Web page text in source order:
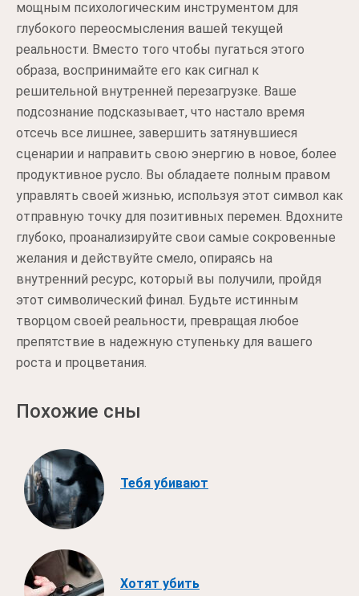
мощным психологическим инструментом для
глубокого переосмысления вашей текущей
реальности. Вместо того чтобы пугаться этого
образа, воспринимайте его как сигнал к
решительной внутренней перезагрузке. Ваше
подсознание подсказывает, что настало время
отсечь все лишнее, завершить затянувшиеся
сценарии и направить свою энергию в новое, более
продуктивное русло. Вы обладаете полным правом
управлять своей жизнью, используя этот символ как
отправную точку для позитивных перемен. Вдохните
глубоко, проанализируйте свои самые сокровенные
желания и действуйте смело, опираясь на
внутренний ресурс, который вы получили, пройдя
этот символический финал. Будьте истинным
творцом своей реальности, превращая любое
препятствие в надежную ступеньку для вашего
роста и процветания.
Похожие сны
Тебя убивают
Хотят убить